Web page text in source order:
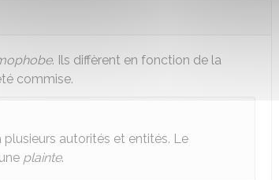
. Ils diffèrent en fonction de la
commise.
autorités et entités. Le
plainte.